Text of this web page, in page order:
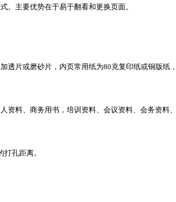
。主要优势在于易于翻看和更换页面。
透片或磨砂片，内页常用纸为80克复印纸或铜版纸
资料、商务用书，培训资料、会议资料、会务资料、
孔距离。